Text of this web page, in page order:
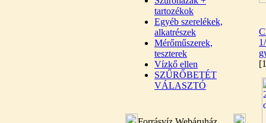
tartozékok
Egyéb szerelékek,
alkatrészek
Mérőműszerek,
teszterek
Vízkő ellen
SZŰRŐBETÉT
VÁLASZTÓ